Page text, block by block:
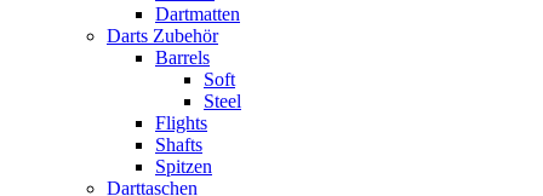
Dartmatten
Darts Zubehör
Barrels
Soft
Steel
Flights
Shafts
Spitzen
Darttaschen